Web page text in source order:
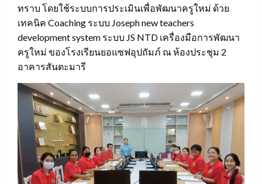
ทราบ โดยใช้ระบบการประเมินเพื่อพัฒนาครูใหม่ ด้วย
เทคนิค Coaching ระบบ Joseph new teachers
development system ระบบ JS NTD เครื่องมือการพัฒนา
ครูใหม่ ของโรงเรียนยอแซฟอุปถัมภ์ ณ ห้องประชุม 2
อาคารสันตะมารี